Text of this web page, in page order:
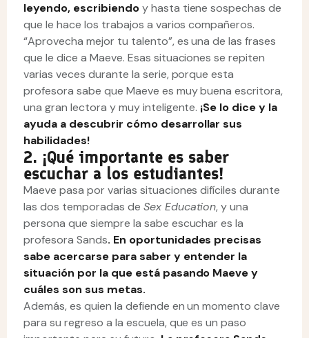
leyendo, escribiendoy hasta tiene sospechas de
que le hace los trabajos a varios compañeros.
“Aprovecha mejor tu talento”, es una de las frases
que le dice a Maeve. Esas situaciones se repiten
varias veces durante la serie, porque esta
profesora sabe que Maeve es muy buena escritora,
una gran lectora y muy inteligente. ¡Se lo dice y la
ayuda a descubrir cómo desarrollar sus
habilidades!
2. ¡Qué importante es saber
escuchar a los estudiantes!
Maeve pasa por varias situaciones difíciles durante
las dos temporadas de Sex Education, y una
persona que siempre la sabe escuchar es la
profesora Sands. En oportunidades precisas
sabe acercarse para saber y entender la
situación por la que está pasando Maeve y
cuáles son sus metas.
Además, es quien la defiende en un momento clave
para su regreso a la escuela, que es un paso